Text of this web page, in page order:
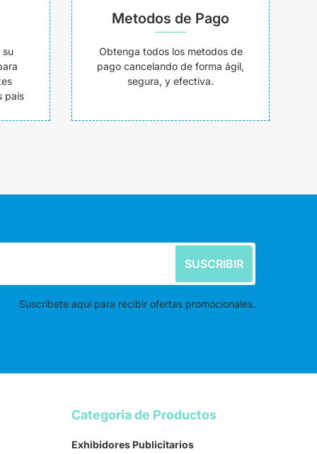
su
país
Metodos de Pago
Obtenga todos los metodos de
pago cancelando de forma ágil,
segura, y efectiva.
SUSCRIBIR
Suscríbete aquí para recibir ofertas promocionales.
Categoria de Productos
Exhibidores Publicitarios